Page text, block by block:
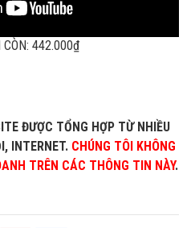
442.000₫
ĐƯỢC TỔNG HỢP TỪ NHIỀU
INTERNET. CHÚNG TÔI KHÔNG
TRÊN CÁC THÔNG TIN NÀY.